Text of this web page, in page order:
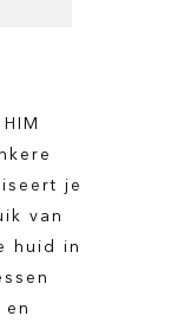
je
van
huid in